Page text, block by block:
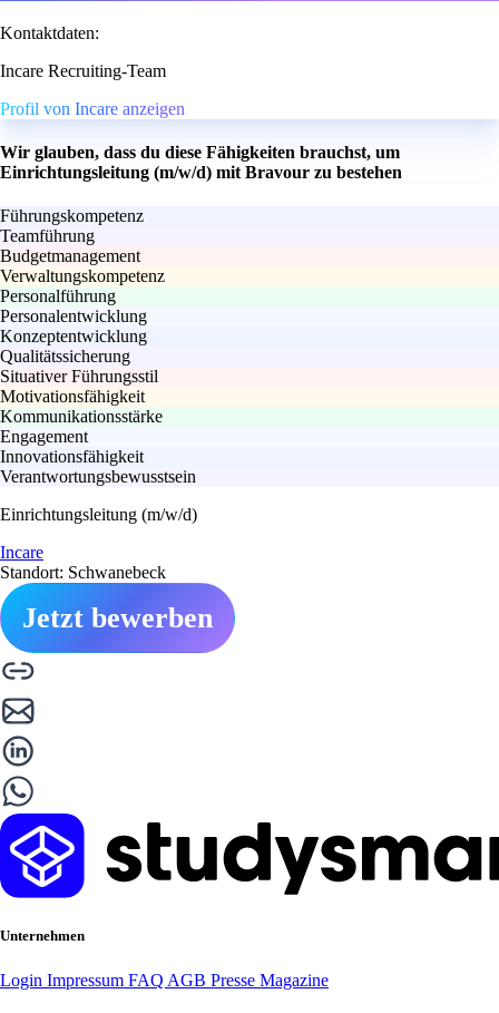
Kontaktdaten:
Incare Recruiting-Team
Profil von Incare anzeigen
Wir glauben, dass du diese Fähigkeiten brauchst, um
Einrichtungsleitung (m/w/d) mit Bravour zu bestehen
Führungskompetenz
Teamführung
Budgetmanagement
Verwaltungskompetenz
Personalführung
Personalentwicklung
Konzeptentwicklung
Qualitätssicherung
Situativer Führungsstil
Motivationsfähigkeit
Kommunikationsstärke
Engagement
Innovationsfähigkeit
Verantwortungsbewusstsein
Einrichtungsleitung (m/w/d)
Incare
Standort: Schwanebeck
Jetzt bewerben
Unternehmen
Login Impressum FAQ AGB Presse Magazine